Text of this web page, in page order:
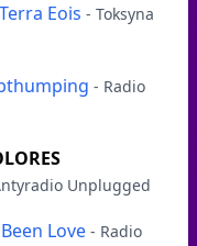
Terra Eois - Toksyna
- Radio
Unplugged
Love - Radio